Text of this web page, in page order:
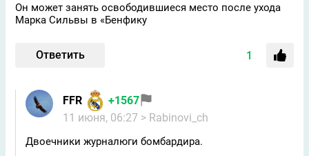
Он может занять освободившиеся место после ухода
Марка Сильвы в «Бенфику
Ответить 1
FFR
+1567
11 июня, 06:27 > Rabinovi_ch
Двоечники журналюги бомбардира.